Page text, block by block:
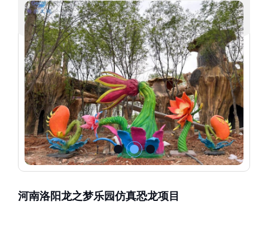
河南洛阳龙之梦乐园仿真恐龙项目